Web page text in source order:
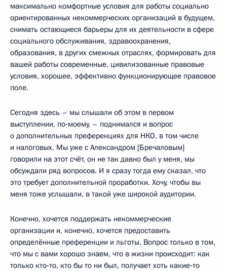
максимально комфортные условия для работы социально
ориентированных некоммерческих организаций в будущем,
снимать остающиеся барьеры для их деятельности в сфере
социального обслуживания, здравоохранения,
образования, в других смежных отраслях, формировать для
вашей работы современные, цивилизованные правовые
условия, хорошее, эффективно функционирующее правовое
поле.
Сегодня здесь – мы слышали об этом в первом
выступлении, по‑моему, – поднимался и вопрос
о дополнительных преференциях для НКО, в том числе
и налоговых. Мы уже с Александром [Бречаловым]
говорили на этот счёт, он не так давно был у меня, мы
обсуждали ряд вопросов. И я сразу тогда ему сказал, что
это требует дополнительной проработки. Хочу, чтобы вы
меня тоже услышали, в такой уже широкой аудитории.
Конечно, хочется поддержать некоммерческие
организации и, конечно, хочется предоставить
определённые преференции и льготы. Вопрос только в том,
что мы с вами хорошо знаем, что в жизни происходит: как
только кто‑то, кто бы то ни был, получает хоть какие‑то